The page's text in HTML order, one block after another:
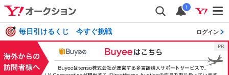
i
毎日引けるくじ 今すぐ挑戦 ログイン